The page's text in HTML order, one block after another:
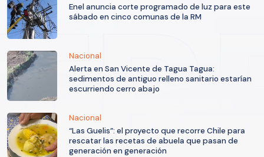
Enel anuncia corte programado de luz para este
sábado en cinco comunas de la RM
Nacional
Alerta en San Vicente de Tagua Tagua:
sedimentos de antiguo relleno sanitario estarían
escurriendo cerro abajo
Nacional
“Las Guelis”: el proyecto que recorre Chile para
rescatar las recetas de abuela que pasan de
generación en generación